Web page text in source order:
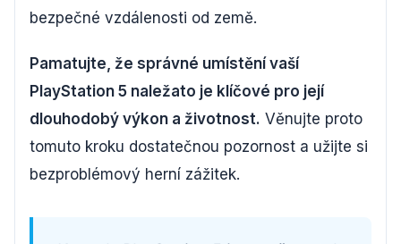
bezpečné vzdálenosti od země.
Pamatujte, že správné umístění vaší
PlayStation 5 naležato je klíčové pro její
dlouhodobý výkon a životnost. Věnujte proto
tomuto kroku dostatečnou pozornost a užijte si
bezproblémový herní zážitek.